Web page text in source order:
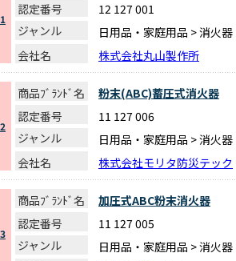
認定番号
12 127 001
ジャンル
日用品・家庭用品 > 消火器
会社名
株式会社丸山製作所
商品ﾌﾞﾗﾝﾄﾞ名
粉末(ABC)蓄圧式消火器
認定番号
11 127 006
ジャンル
日用品・家庭用品 > 消火器
会社名
株式会社モリタ防災テック
商品ﾌﾞﾗﾝﾄﾞ名
加圧式ABC粉末消火器
認定番号
11 127 005
ジャンル
日用品・家庭用品 > 消火器